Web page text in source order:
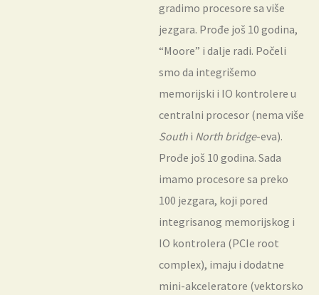
gradimo procesore sa više
jezgara. Prođe još 10 godina,
“Moore” i dalje radi. Počeli
smo da integrišemo
memorijski i IO kontrolere u
centralni procesor (nema više
Southi North bridge-eva).
Prođe još 10 godina. Sada
imamo procesore sa preko
100 jezgara, koji pored
integrisanog memorijskog i
IO kontrolera (PCIe root
complex), imaju i dodatne
mini-akceleratore (vektorsko